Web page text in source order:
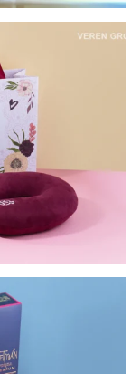
БЕРЕЗНЯ
НАБІР ДЛЯ